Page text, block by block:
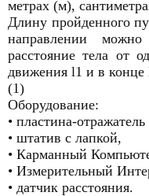
метрах (м),
Длину пройденного
направлении
расстояние тела от
движения l1 и в конце
(1)
Оборудование:
• пластина-
• штатив с лапкой,
• Карманный
• Измерительный
• датчик расстояния.